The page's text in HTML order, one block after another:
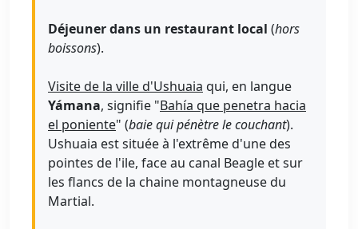
Déjeuner dans un restaurant local (hors
boissons).
Visite de la ville d'Ushuaia qui, en langue
Yámana, signifie "Bahía que penetra hacia
el poniente" (baie qui pénètre le couchant).
Ushuaia est située à l'extrême d'une des
pointes de l'ile, face au canal Beagle et sur
les flancs de la chaine montagneuse du
Martial.